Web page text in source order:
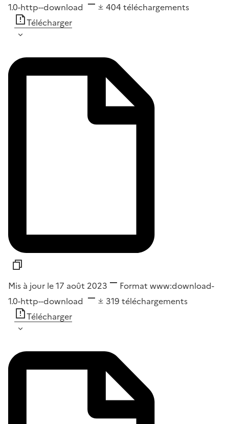
1.0-http--download
404 téléchargements
Télécharger
Mis à jour le 17 août 2023 Format www:download-
1.0-http--download
319 téléchargements
Télécharger